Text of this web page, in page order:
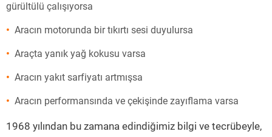
gürültülü çalışıyorsa
Aracın motorunda bir tıkırtı sesi duyulursa
Araçta yanık yağ kokusu varsa
Aracın yakıt sarfiyatı artmışsa
Aracın performansında ve çekişinde zayıflama varsa
1968 yılından bu zamana edindiğimiz bilgi ve tecrübeyle,